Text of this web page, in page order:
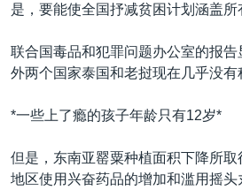
是，要能使全国抒减贫困计划涵盖所
联合国毒品和犯罪问题办公室的报
外两个国家泰国和老挝现在几乎没有
*一些上了瘾的孩子年龄只有12岁*
但是，东南亚罂粟种植面积下降所
地区使用兴奋药品的增加和滥用摇